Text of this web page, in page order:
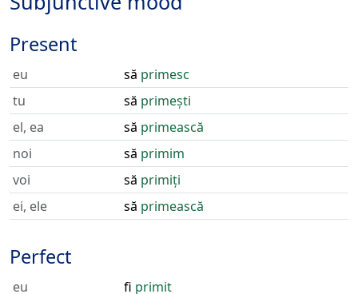
Present
eu să primesc
tu
să primești
el, ea
să primească
noi
să primim
voi
să primiți
ei, ele
să primească
Perfect
eu fi primit